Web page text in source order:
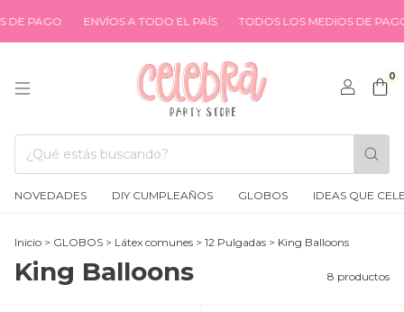
ENVÍOS A TODO EL PAÍS TODOS LOS MEDIOS DE PAGO
0
NOVEDADES DIY CUMPLEAÑOS GLOBOS IDEAS QUE
Inicio > GLOBOS > Látex comunes > 12 Pulgadas > King Balloons
King Balloons 8 productos